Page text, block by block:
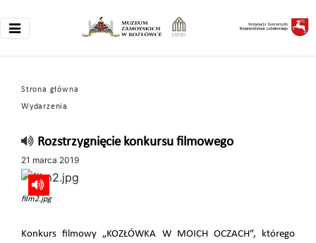
Strona główna
Wydarzenia
Rozstrzygnięcie konkursu filmowego
21 marca 2019
film2.jpg
Konkurs filmowy „KOZŁÓWKA W MOICH OCZACH”, którego